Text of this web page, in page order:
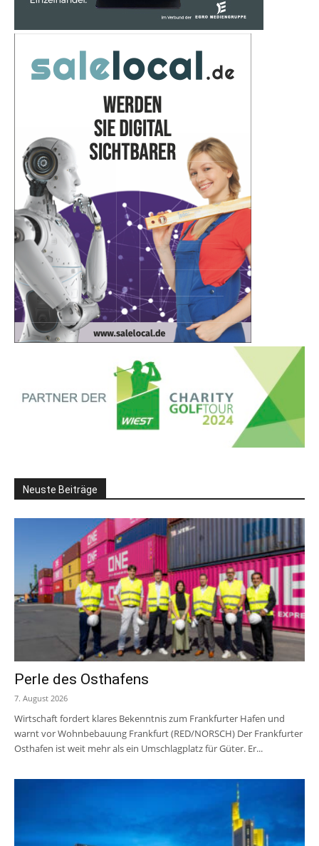
Neuste Beiträge
Perle des Osthafens
7. August 2026
Wirtschaft fordert klares Bekenntnis zum Frankfurter Hafen und
warnt vor Wohnbebauung Frankfurt (RED/NORSCH) Der Frankfurter
Osthafen ist weit mehr als ein Umschlagplatz für Güter. Er...